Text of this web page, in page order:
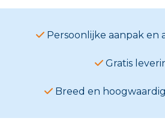
Persoonlijke aanpak en
Gratis
Breed en